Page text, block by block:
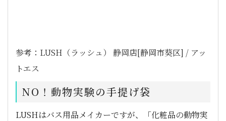
参考： LUSH（ラッシュ） 静岡店[静岡市葵区] / アッ
トエス
NO！動物実験の手提げ袋
LUSHはバス用品メイカーですが、「化粧品の動物実